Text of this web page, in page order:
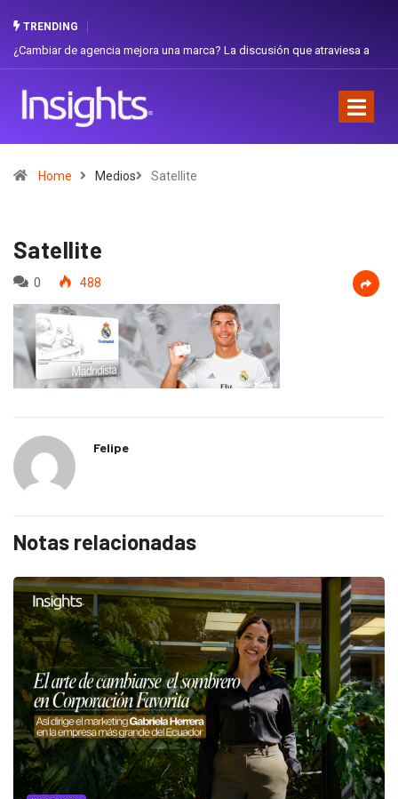
TRENDING
de agencia mejora una marca? La discusión que atraviesa a
Home Medios Satellite
Satellite
0 488
Felipe
Notas relacionadas